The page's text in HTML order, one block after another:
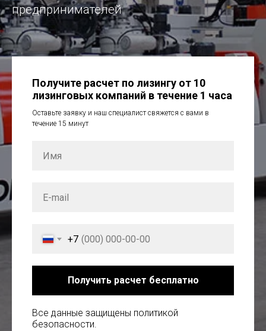
предпринимателей
Получите расчет по лизингу от 10
лизинговых компаний в течение 1 часа
Оставьте заявку и наш специалист свяжется с вами в
течение 15 минут
+7
Получить расчет бесплатно
Все данные защищены политикой
безопасности.